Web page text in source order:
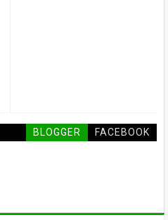
BLOGGER FACEBOOK